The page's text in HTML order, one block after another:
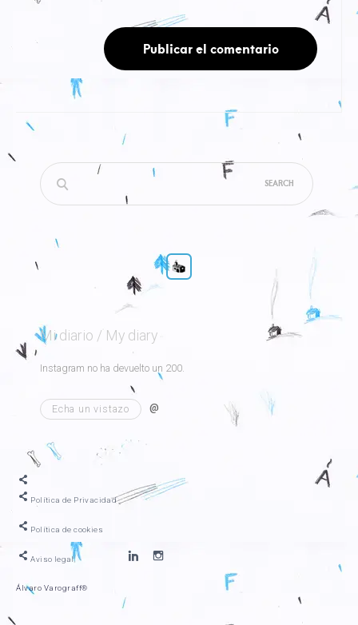
Search
Mi diario / My diary
Instagram no ha devuelto un 200.
Echa un vistazo @
Política de Privacidad
Política de cookies
Aviso legal
Linkedin
Álvaro Varograff®